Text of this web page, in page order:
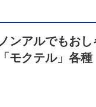
ンアルでもお
モクテル」各種